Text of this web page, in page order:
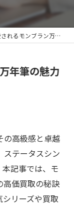
ブラン万年筆の魅力と高価買取の秘訣
年筆の魅力
の高級感と卓越
ステータスシン
記事では、モ
高価買取の秘訣
リーズや買取